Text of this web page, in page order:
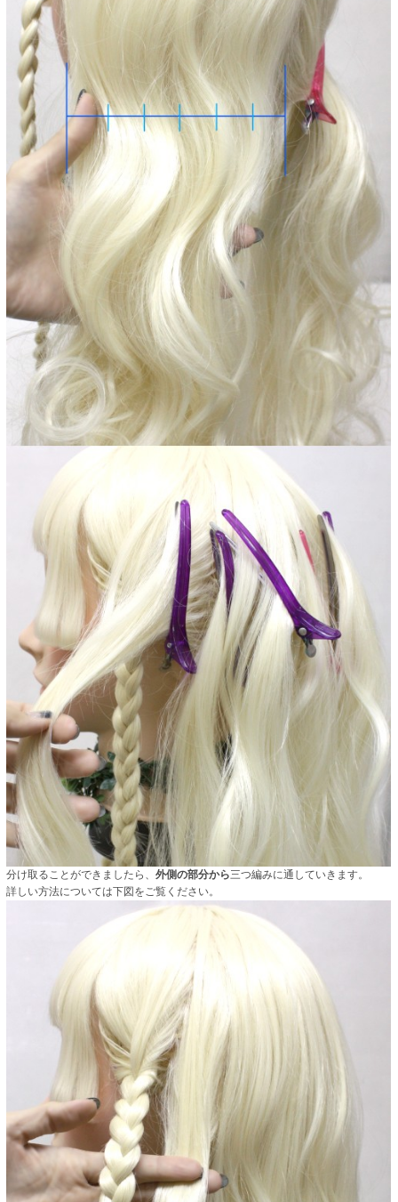
分け取ることができましたら、外側の部分から三つ編みに通していきます。
詳しい方法については下図をご覧ください。